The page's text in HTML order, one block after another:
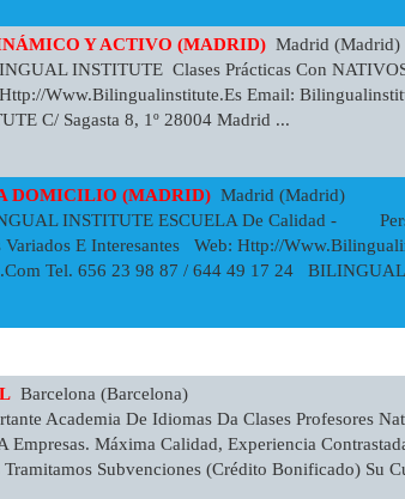
Y ACTIVO (MADRID) Madrid (Madrid)
INSTITUTE Clases Prácticas Con
www.bilingualinstitute.es Email:
C/ Sagasta 8, 1º 28004 Madrid ...
DOMICILIO (MADRID) Madrid (Madrid)
INSTITUTE ESCUELA De Calidad -
E Interesantes Web: Http://
Tel. 656 23 98 87 / 644 49 17 24 BILINGUAL
Barcelona (Barcelona)
Academia De Idiomas Da Clases Profesores
Empresas. Máxima Calidad, Experiencia
Tramitamos Subvenciones (crédito Bonificado) Su